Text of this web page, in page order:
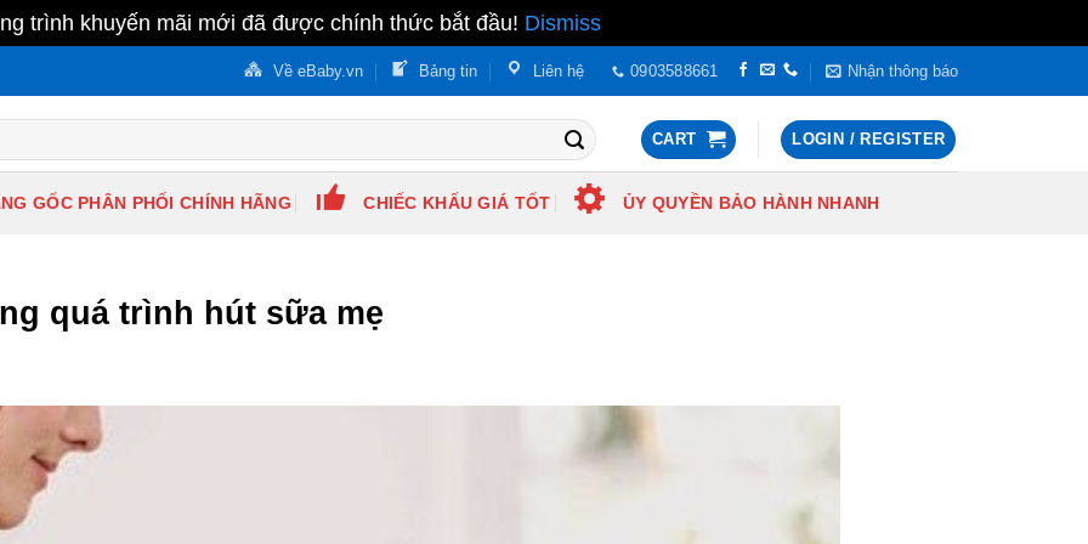
trình khuyến mãi mới đã được chính thức bắt đầu! Dismiss
Về eBaby.vn Bảng tin Liên hệ 0903588661 Nhận thông báo
CART LOGIN / REGISTER
GỐC PHÂN PHỐI CHÍNH HÃNG CHIẾC KHẤU GIÁ TỐT ỦY QUYỀN BẢO HÀNH NHANH
quá trình hút sữa mẹ